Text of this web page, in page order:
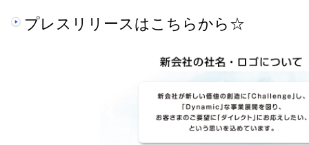
プレスリリースはこちらから☆